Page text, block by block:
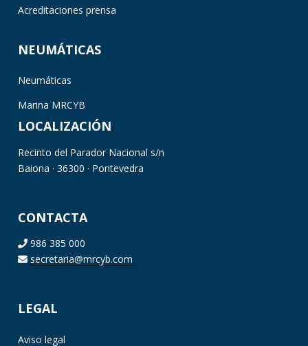
Acreditaciones prensa
NEUMÁTICAS
Neumáticas
Marina MRCYB
LOCALIZACIÓN
Recinto del Parador Nacional s/n
Baiona · 36300 · Pontevedra
CONTACTA
986 385 000
secretaria@mrcyb.com
LEGAL
Aviso legal